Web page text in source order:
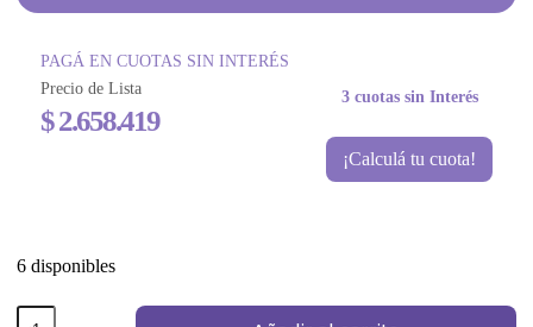
PAGÁ EN CUOTAS SIN INTERÉS
Precio de Lista
$2.658.419
3 cuotas sin Interés
¡Calculá tu cuota!
6 disponibles